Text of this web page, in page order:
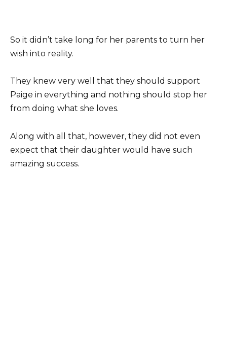
So it didn’t take long for her parents to turn her
wish into reality.
They knew very well that they should support
Paige in everything and nothing should stop her
from doing what she loves.
Along with all that, however, they did not even
expect that their daughter would have such
amazing success.